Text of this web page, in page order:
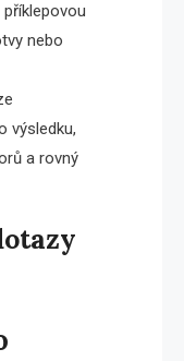
nebo
výsledku,
a rovný